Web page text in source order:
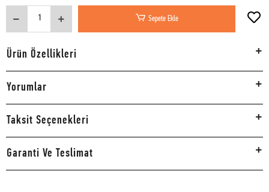
Sepete Ekle
Ürün Özellikleri
Yorumlar
Taksit Seçenekleri
Garanti Ve Teslimat